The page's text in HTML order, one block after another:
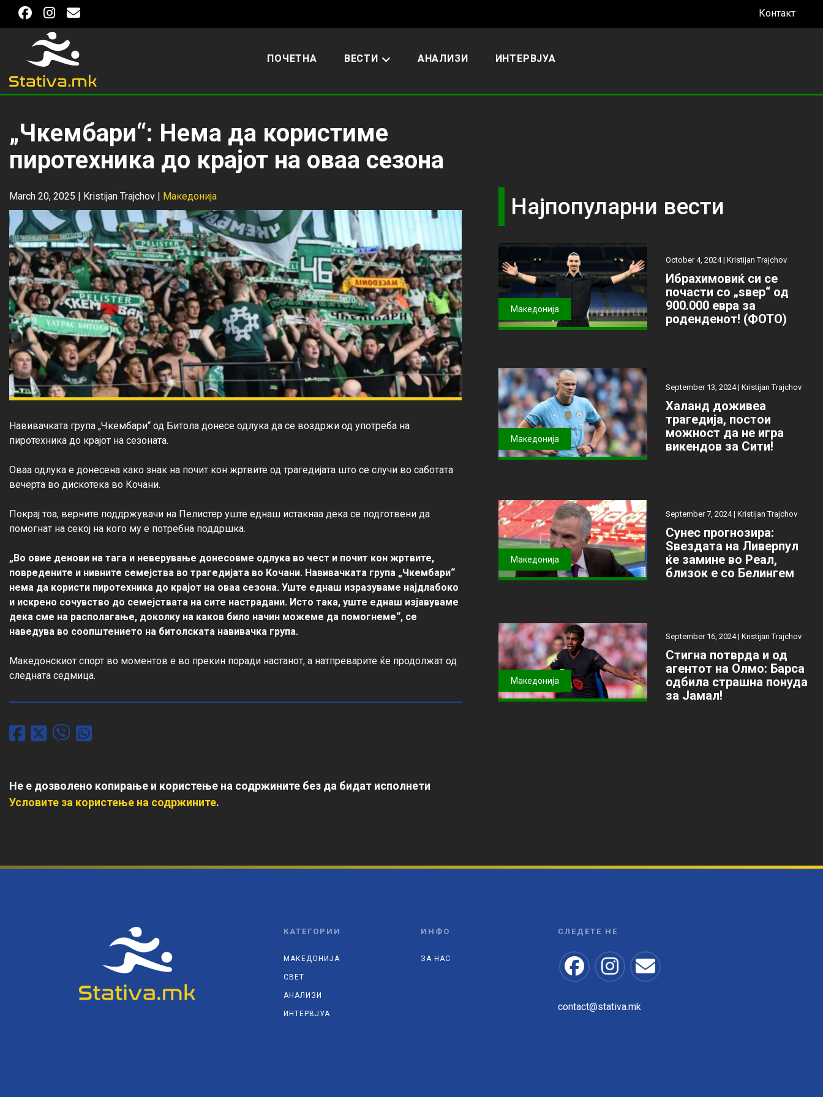
Контакт
ПОЧЕТНА ВЕСТИ АНАЛИЗИ ИНТЕРВЈУА
„Чкембари“: Нема да користиме
пиротехника до крајот на оваа сезона
March 20, 2025 | Kristijan Trajchov | Македонија
Навивачката група „Чкембари“ од Битола донесе одлука да се воздржи од употреба на
пиротехника до крајот на сезоната.
Оваа одлука е донесена како знак на почит кон жртвите од трагедијата што се случи во саботата
вечерта во дискотека во Кочани.
Покрај тоа, верните поддржувачи на Пелистер уште еднаш истакнаа дека се подготвени да
помогнат на секој на кого му е потребна поддршка.
„Во овие денови на тага и неверување донесовме одлука во чест и почит кон жртвите,
повредените и нивните семејства во трагедијата во Кочани. Навивачката група „Чкембари“
нема да користи пиротехника до крајот на оваа сезона. Уште еднаш изразуваме најдлабоко
и искрено сочувство до семејствата на сите настрадани. Исто така, уште еднаш изјавуваме
дека сме на располагање, доколку на каков било начин можеме да помогнеме“, се
наведува во соопштението на битолската навивачка група.
Македонскиот спорт во моментов е во прекин поради настанот, а натпреварите ќе продолжат од
следната седмица.
Не е дозволено копирање и користење на содржините без да бидат исполнети
Условите за користење на содржините.
Најпопуларни вести
Македонија
October 4, 2024 | Kristijan Trajchov
Ибрахимовиќ си се
почасти со „ѕвер“ од
900.000 евра за
роденденот! (ФОТО)
Македонија
September 13, 2024 | Kristijan Trajchov
Халанд доживеа
трагедија, постои
можност да не игра
викендов за Сити!
Македонија
September 7, 2024 | Kristijan Trajchov
Сунес прогнозира:
Ѕвездата на Ливерпул
ќе замине во Реал,
близок е со Белингем
Македонија
September 16, 2024 | Kristijan Trajchov
Стигна потврда и од
агентот на Олмо: Барса
одбила страшна понуда
за Јамал!
КАТЕГОРИИ
МАКЕДОНИЈА
СВЕТ
АНАЛИЗИ
ИНТЕРВЈУА
ИНФО
ЗА НАС
СЛЕДЕТЕ НЕ
contact@stativa.mk